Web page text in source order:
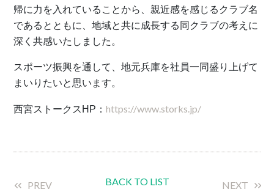
帰に力を入れていることから、親近感を感じるクラブ名
であるとともに、地域と共に成長する同クラブの考えに
深く共感いたしました。
スポーツ振興を通して、地元兵庫を社員一同盛り上げて
まいりたいと思います。
西宮ストークスHP：https://www.storks.jp/
PREV BACK TO LIST NEXT